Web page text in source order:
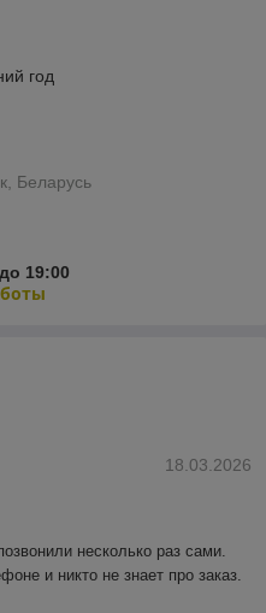
год
Беларусь
19:00
18.03.2026
несколько раз сами.
и никто не знает про заказ.